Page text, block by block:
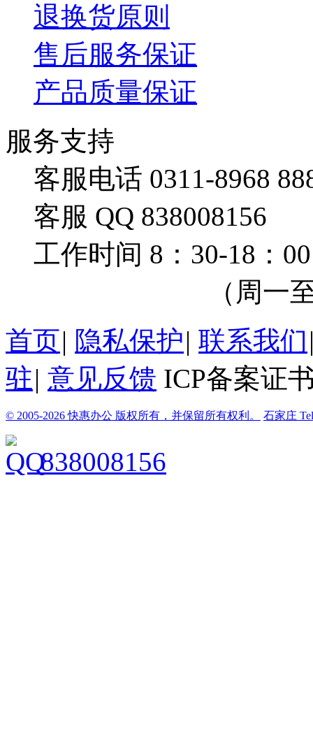
退换货原则
售后服务保证
产品质量保证
服务支持
客服电话 0311-8968
客服 QQ 838008156
工作时间 8：30-18：00
（周一至周
首页| 隐私保护| 联系我们
驻| 意见反馈 ICP备案证
© 2005-2026 快惠办公 版权所有，并保留所有权利。 石家庄
838008156